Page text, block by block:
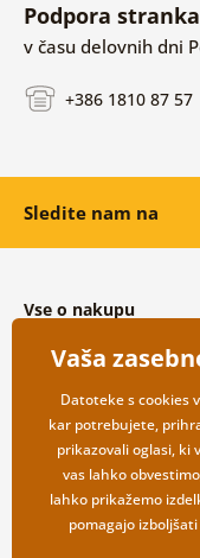
Podpora
v času delovnih dni
+386 1810 87 57
Sledite nam na
Vse o nakupu
Splošni in reklamacijski
Varovanje osebnih
Možnosti dostave in
Vračilo blaga
Vaša
Datoteke s cookies
kar potrebujete,
prikazovali oglasi, ki
vas lahko
lahko prikažemo
pomagajo